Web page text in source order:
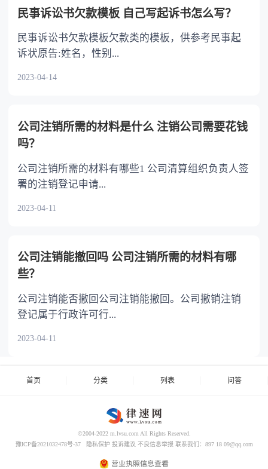
任。
分割问题反悔，请求撤销财产分割协议的，人民
法院应当受理。 人民法院审理后，未发现订
立财产分割协议时存在欺诈、胁迫等情形的，应
民事诉讼书欠款模板 自己写起诉书怎么写？
民事诉讼书欠款模板欠款类的模板，供参考民事起
诉状原告:姓名，性别...
2023-04-14
公司注销所需的材料是什么 注销公司需要花钱
吗？
公司注销所需的材料有哪些1 公司清算组织负责人签
署的注销登记申请...
2023-04-11
公司注销能撤回吗 公司注销所需的材料有哪
些？
公司注销能否撤回公司注销能撤回。公司撤销注销
登记属于行政许可行...
2023-04-11
首页 分类 列表 问答
©2004-2022 m.lvsu.com All Rights Reserved.
豫ICP备2021032478号-37
隐私保护 投诉建议 不良信息举报 联系我们：897 18 09@qq.com